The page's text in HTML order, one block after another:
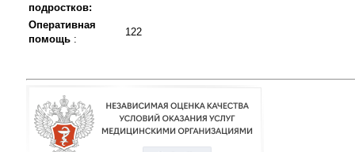
подростков:
Оперативная
помощь :
122